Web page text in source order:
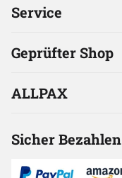
Service
Geprüfter Shop
ALLPAX
Sicher Bezahlen